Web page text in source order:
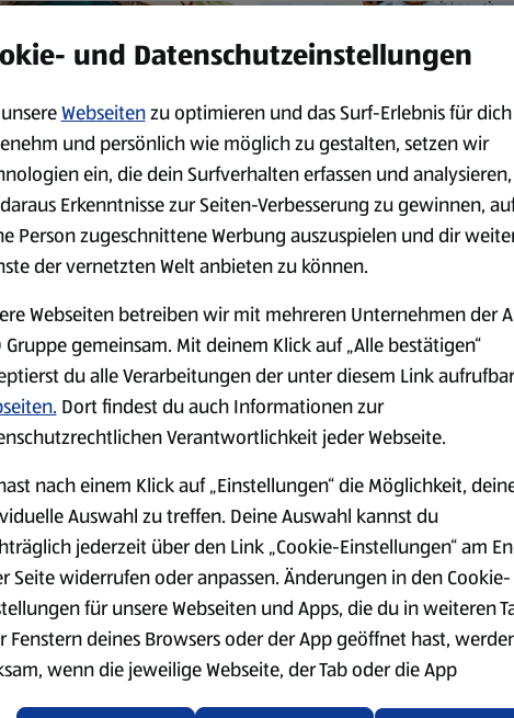
Kabeljau –
Zum Rezept
Kartoffel-
Spinat-Gratin
Zum Rezept
und Datenschutzeinstellungen
Webseitenzu optimieren und das Surf-Erlebnis für
und persönlich wie möglich zu gestalten, setzen wir
ein, die dein Surfverhalten erfassen und analysieren,
Erkenntnisse zur Seiten-Verbesserung zu gewinnen,
Person zugeschnittene Werbung auszuspielen und dir
der vernetzten Welt anbieten zu können.
Webseiten betreiben wir mit mehreren Unternehmen der
Gruppe gemeinsam. Mit deinem Klick auf „Alle bestätigen“
du alle Verarbeitungen der unter diesem Link
Dort findest du auch Informationen zur
Verantwortlichkeit jeder Webseite.
nach einem Klick auf „Einstellungen“ die Möglichkeit,
Auswahl zu treffen. Deine Auswahl kannst du
jederzeit über den Link „Cookie-Einstellungen“ am
Seite widerrufen oder anpassen. Änderungen in den Cookie-
für unsere Webseiten und Apps, die du in weiteren
Fenstern deines Browsers oder der App geöffnet hast,
wenn die jeweilige Webseite, der Tab oder die App
oder geschlossen und anschließend wieder geöffnet